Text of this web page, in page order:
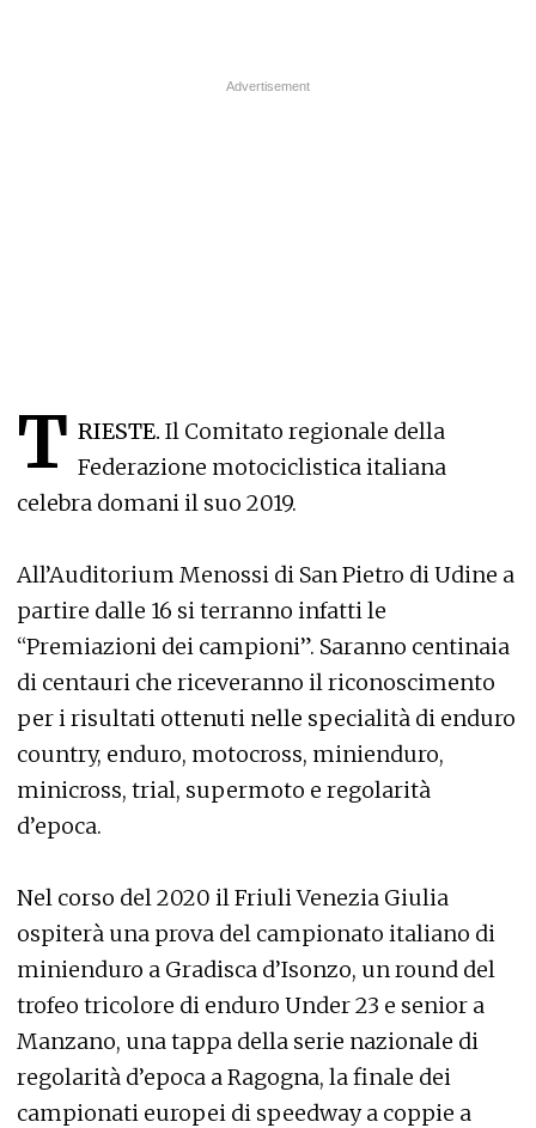
T RIESTE. Il Comitato regionale della
Federazione motociclistica italiana
celebra domani il suo 2019.
All’Auditorium Menossi di San Pietro di Udine a
partire dalle 16 si terranno infatti le
“Premiazioni dei campioni”. Saranno centinaia
di centauri che riceveranno il riconoscimento
per i risultati ottenuti nelle specialità di enduro
country, enduro, motocross, minienduro,
minicross, trial, supermoto e regolarità
d’epoca.
Nel corso del 2020 il Friuli Venezia Giulia
ospiterà una prova del campionato italiano di
minienduro a Gradisca d’Isonzo, un round del
trofeo tricolore di enduro Under 23 e senior a
Manzano, una tappa della serie nazionale di
regolarità d’epoca a Ragogna, la finale dei
campionati europei di speedway a coppie a